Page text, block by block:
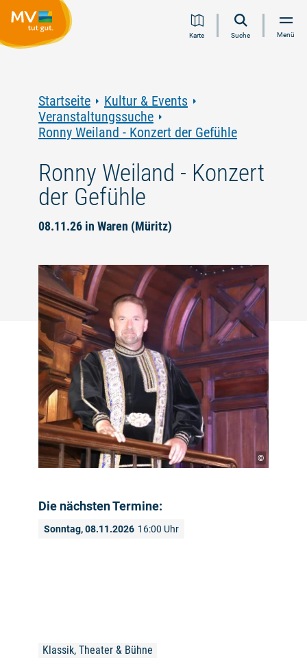
Inhalt
Navigation
Volltextsuche
FooterKarte Suche Menü
Startseite
Kultur & Events
Veranstaltungssuche
Ronny Weiland - Konzert der Gefühle
Ronny Weiland - Konzert
der Gefühle
08.11.26 in Waren (Müritz)
©
Die nächsten Termine:
Sonntag, 08.11.2026 16:00 Uhr
Klassik, Theater & Bühne